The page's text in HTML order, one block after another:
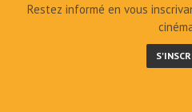
Restez informé en vous